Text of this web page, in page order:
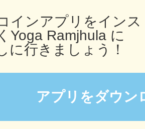
インアプリをイン
Yoga Ramjhula に
に行きましょう！
アプリをダウン
池袋
生駒